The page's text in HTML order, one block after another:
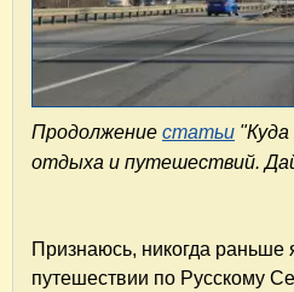
Продолжение статьи
отдыха и путешествий.
Признаюсь, никогда
путешествии по Русскому